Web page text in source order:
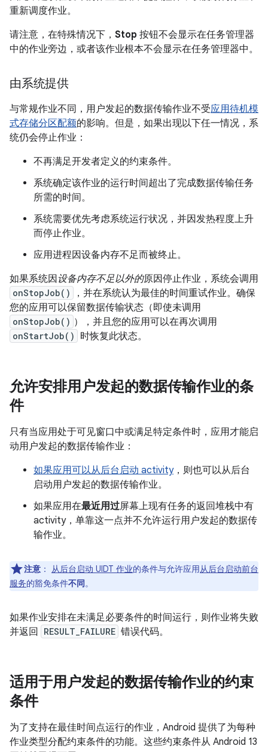
重新调度作业。
请注意，在特殊情况下， Stop 按钮不会显示在任务管理器
中的作业旁边，或者该作业根本不会显示在任务管理器中。
由系统提供
与常规作业不同，用户发起的数据传输作业不受应用待机模
式存储分区配额的影响。但是，如果出现以下任一情况，系
统仍会停止作业：
不再满足开发者定义的约束条件。
系统确定该作业的运行时间超出了完成数据传输任务
所需的时间。
系统需要优先考虑系统运行状况，并因发热程度上升
而停止作业。
应用进程因设备内存不足而被终止。
如果系统因 设备内存不足以外的原因停止作业，系统会调用
onStopJob()
，并在系统认为最佳的时间重试作业。确保
您的应用可以保留数据传输状态（即使未调用
onStopJob() ），并且您的应用可以在再次调用
onStartJob() 时恢复此状态。
允许安排用户发起的数据传输作业的条
件
只有当应用处于可见窗口中或满足特定条件时，应用才能启
动用户发起的数据传输作业：
如果应用可以从后台启动 activity，则也可以从后台
启动用户发起的数据传输作业。
如果应用在最近用过屏幕上现有任务的返回堆栈中有
activity，单靠这一点并不允许运行用户发起的数据传
输作业。
注意 ： 从后台启动 UIDT 作业的条件与允许应用从后台启动前台
服务的豁免条件不同。
如果作业安排在未满足必要条件的时间运行，则作业将失败
并返回
RESULT_FAILURE 错误代码。
适用于用户发起的数据传输作业的约束
条件
为了支持在最佳时间点运行的作业，Android 提供了为每种
作业类型分配约束条件的功能。这些约束条件从 Android 13